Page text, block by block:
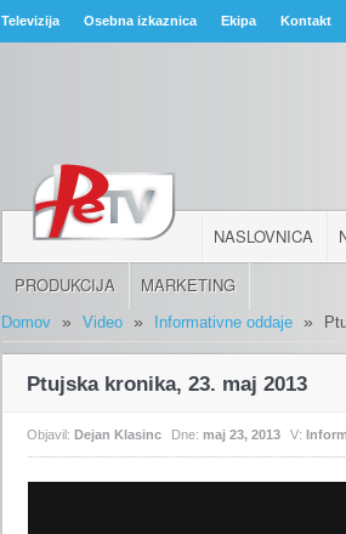
Televizija Osebna izkaznica Ekipa Kontakt
NASLOVNICA
PRODUKCIJA MARKETING
Domov » Video » Informativne oddaje »
Ptujska kronika, 23. maj 2013
Objavil:Dejan Klasinc Dne:maj 23, 2013 V: